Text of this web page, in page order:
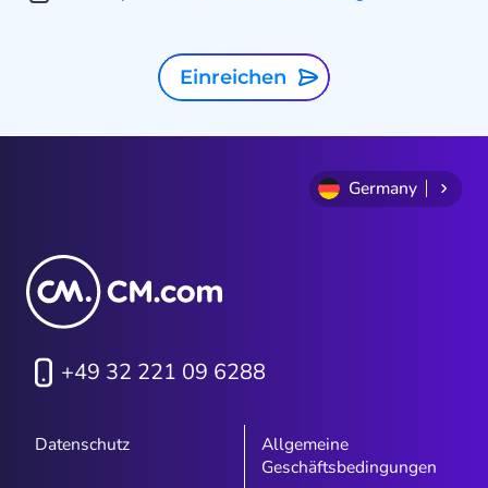
Einreichen
Germany
+49 32 221 09 6288
Datenschutz
Allgemeine
Geschäftsbedingungen